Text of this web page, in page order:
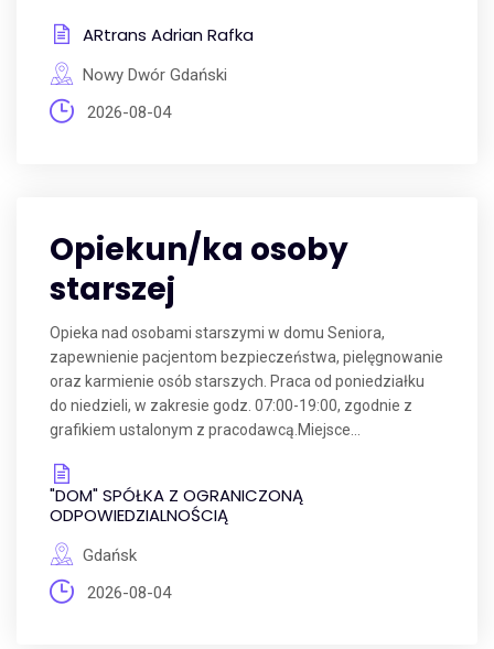
ARtrans Adrian Rafka
Nowy Dwór Gdański
2026-08-04
Opiekun/ka osoby
starszej
Opieka nad osobami starszymi w domu Seniora,
zapewnienie pacjentom bezpieczeństwa, pielęgnowanie
oraz karmienie osób starszych. Praca od poniedziałku
do niedzieli, w zakresie godz. 07:00-19:00, zgodnie z
grafikiem ustalonym z pracodawcą.Miejsce...
"DOM" SPÓŁKA Z OGRANICZONĄ
ODPOWIEDZIALNOŚCIĄ
Gdańsk
2026-08-04